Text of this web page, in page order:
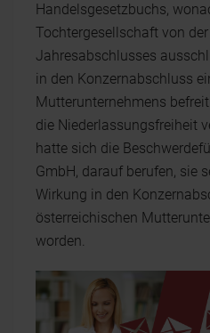
Handelsgesetzbuchs,
Tochtergesellschaft von
Jahresabschlusses
in den Konzernabschluss
Mutterunternehmens
die Niederlassungsfreiheit
hatte sich die
GmbH, darauf berufen, sie
Wirkung in den
österreichischen
worden.